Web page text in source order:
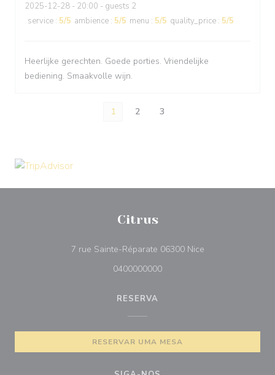
2025-12-28 - 20:00 - guests 2
service : 5/5 ambience : 5/5 menu : 5/5 quality_price : 5/5
Heerlijke gerechten. Goede porties. Vriendelijke
bediening. Smaakvolle wijn.
1 2 3
Citrus
7 rue Sainte-Réparate 06300 Nice((abre numa nova
0400000000
RESERVA
RESERVAR UMA MESA